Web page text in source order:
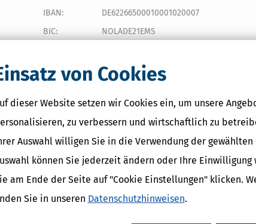
von Cookies
dieser Website setzen wir Cookies ein, um unsere
zu verbessern und wirtschaftlich zu
Auswahl willigen Sie in die Verwendung der gewählten
können Sie jederzeit ändern oder Ihre
am Ende der Seite auf "Cookie Einstellungen" klicken.
Sie in unseren Datenschutzhinweisen.
IBAN:
DE62266500010001020007
BIC:
NOLADE21EMS
(Steuerjahr
2025)
ab 34,95 €
BILD-Steuer
ab 15,99